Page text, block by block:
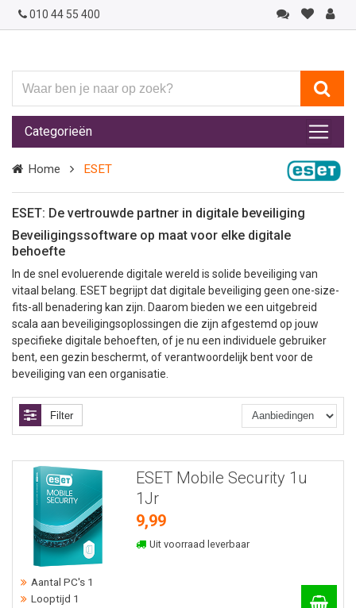
010 44 55 400
ben
je
naar
op
zoek?
Categorieën
Home ESET
ESET: De vertrouwde partner in digitale beveiliging
Beveiligingssoftware op maat voor elke digitale
behoefte
In de snel evoluerende digitale wereld is solide beveiliging van
vitaal belang. ESET begrijpt dat digitale beveiliging geen one-size-
fits-all benadering kan zijn. Daarom bieden we een uitgebreid
scala aan beveiligingsoplossingen die zijn afgestemd op jouw
specifieke digitale behoeften, of je nu een individuele gebruiker
bent, een gezin beschermt, of verantwoordelijk bent voor de
beveiliging van een organisatie.
Filter
ESET Mobile Security 1u
1Jr
9,99
Uit voorraad leverbaar
Aantal PC's 1
Looptijd 1